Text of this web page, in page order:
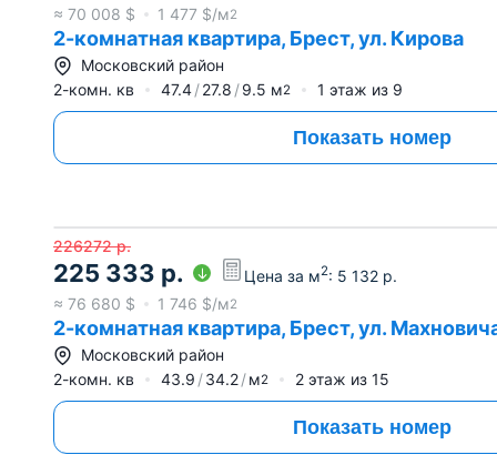
≈ 70 008 $ 1 477 $/м2
2-комнатная квартира, Брест, ул. Кирова
Московский район
2-комн. кв
47.4 27.8 9.5 м2 1 этаж из 9
Показать номер
226272 р.
225 333 р. Цена за м2: 5 132 р.
≈ 76 680 $ 1 746 $/м2
2-комнатная квартира, Брест, ул.
Московский район
2-комн. кв
43.9 34.2 м2 2 этаж из 15
Показать номер